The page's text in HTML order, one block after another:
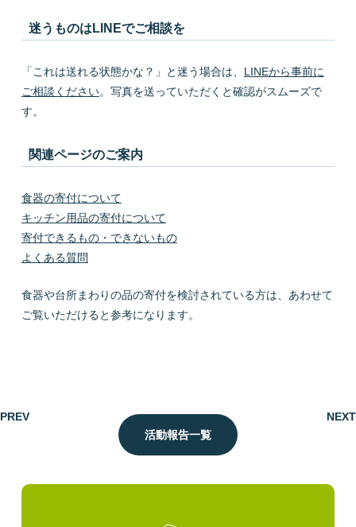
迷うものはLINEでご相談を
「これは送れる状態かな？」と迷う場合は、 LINEから事前に
ご相談ください。写真を送っていただくと確認がスムーズで
す。
関連ページのご案内
食器の寄付について
キッチン用品の寄付について
寄付できるもの・できないもの
よくある質問
食器や台所まわりの品の寄付を検討されている方は、あわせて
ご覧いただけると参考になります。
PREV
活動報告一覧
NEXT